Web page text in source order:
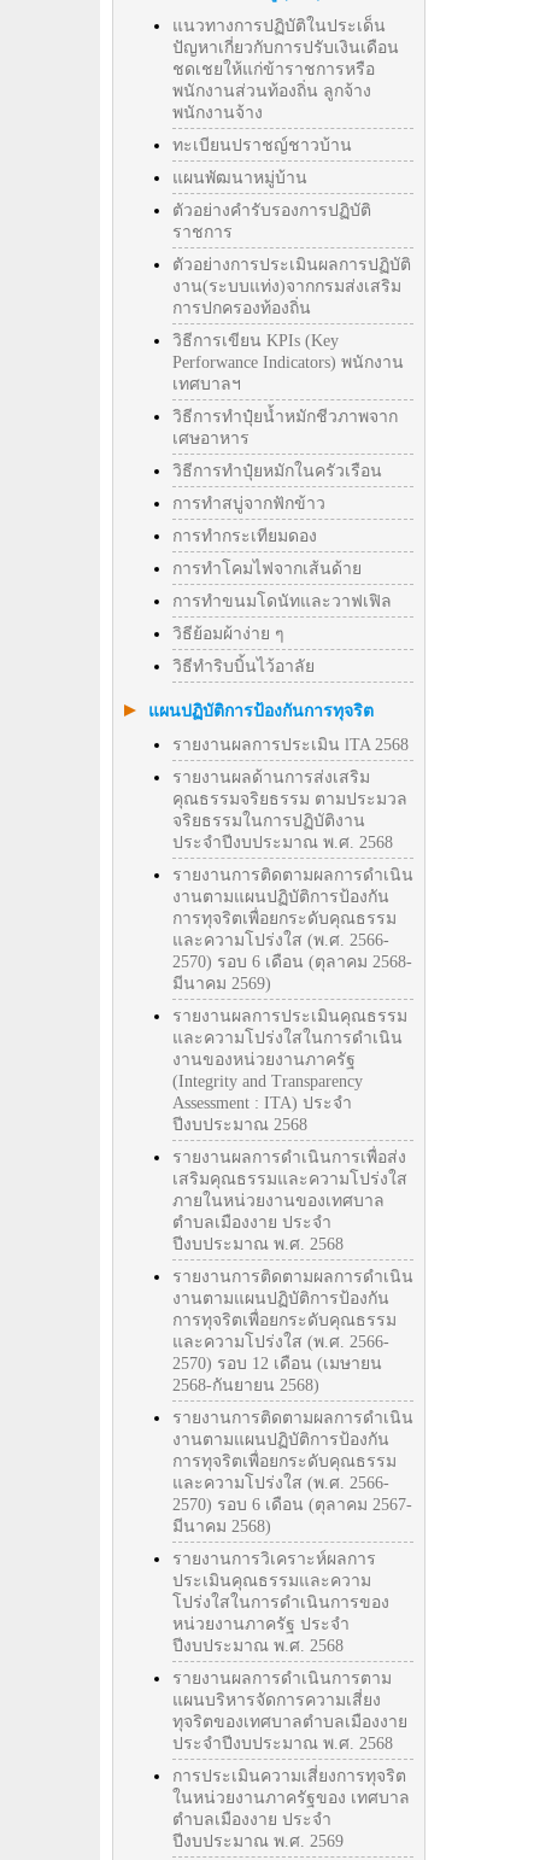
แนวทางการปฏิบัติในประเด็น
ปัญหาเกี่ยวกับการปรับเงินเดือน
ชดเชยให้แก่ข้าราชการหรือ
พนักงานส่วนท้องถิ่น ลูกจ้าง
พนักงานจ้าง
ทะเบียนปราชญ์ชาวบ้าน
แผนพัฒนาหมู่บ้าน
ตัวอย่างคำรับรองการปฏิบัติ
ราชการ
ตัวอย่างการประเมินผลการปฏิบัติ
งาน(ระบบแท่ง)จากกรมส่งเสริม
การปกครองท้องถิ่น
วิธีการเขียน KPIs (Key
Perforwance Indicators) พนักงาน
เทศบาลฯ
วิธีการทำปุ๋ยน้ำหมักชีวภาพจาก
เศษอาหาร
วิธีการทำปุ๋ยหมักในครัวเรือน
การทำสบู่จากฟักข้าว
การทำกระเทียมดอง
การทำโคมไฟจากเส้นด้าย
การทำขนมโดนัทและวาฟเฟิล
วิธีย้อมผ้าง่าย ๆ
วิธีทําริบบิ้นไว้อาลัย
แผนปฏิบัติการป้องกันการทุจริต
รายงานผลการประเมิน lTA 2568
รายงานผลด้านการส่งเสริม
คุณธรรมจริยธรรม ตามประมวล
จริยธรรมในการปฏิบัติงาน
ประจำปีงบประมาณ พ.ศ. 2568
รายงานการติดตามผลการดำเนิน
งานตามแผนปฏิบัติการป้องกัน
การทุจริตเพื่อยกระดับคุณธรรม
และความโปร่งใส (พ.ศ. 2566-
2570) รอบ 6 เดือน (ตุลาคม 2568-
มีนาคม 2569)
รายงานผลการประเมินคุณธรรม
และความโปร่งใสในการดำเนิน
งานของหน่วยงานภาครัฐ
(Integrity and Transparency
Assessment : ITA) ประจำ
ปีงบประมาณ 2568
รายงานผลการดำเนินการเพื่อส่ง
เสริมคุณธรรมและความโปร่งใส
ภายในหน่วยงานของเทศบาล
ตำบลเมืองงาย ประจำ
ปีงบประมาณ พ.ศ. 2568
รายงานการติดตามผลการดำเนิน
งานตามแผนปฏิบัติการป้องกัน
การทุจริตเพื่อยกระดับคุณธรรม
และความโปร่งใส (พ.ศ. 2566-
2570) รอบ 12 เดือน (เมษายน
2568-กันยายน 2568)
รายงานการติดตามผลการดำเนิน
งานตามแผนปฏิบัติการป้องกัน
การทุจริตเพื่อยกระดับคุณธรรม
และความโปร่งใส (พ.ศ. 2566-
2570) รอบ 6 เดือน (ตุลาคม 2567-
มีนาคม 2568)
รายงานการวิเคราะห์ผลการ
ประเมินคุณธรรมและความ
โปร่งใสในการดำเนินการของ
หน่วยงานภาครัฐ ประจำ
ปีงบประมาณ พ.ศ. 2568
รายงานผลการดำเนินการตาม
แผนบริหารจัดการความเสี่ยง
ทุจริตของเทศบาลตำบลเมืองงาย
ประจำปีงบประมาณ พ.ศ. 2568
การประเมินความเสี่ยงการทุจริต
ในหน่วยงานภาครัฐของ เทศบาล
ตำบลเมืองงาย ประจำ
ปีงบประมาณ พ.ศ. 2569